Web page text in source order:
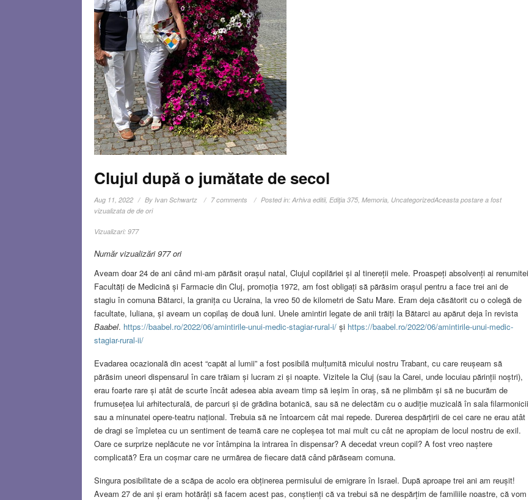
Clujul după o jumătate de secol
Aug 11, 2022 ByIvan Schwartz 7 comments Posted in:Arhiva editii,Ediţia 375,Memoria, UncategorizedAceasta postare a fost
vizualizata de de ori
Vizualizari: 977
Număr vizualizări 977 ori
Aveam doar 24 de ani când mi-am părăsit orașul natal, Clujul copilăriei și al tinereții mele. Proaspeți absolvenți ai renumitei
Facultăți de Medicină și Farmacie din Cluj, promoția 1972, am fost obligați să părăsim orașul pentru a face trei ani de
stagiu în comuna Bătarci, la granița cu Ucraina, la vreo 50 de kilometri de Satu Mare. Eram deja căsătorit cu o colegă de
facultate, Iuliana, și aveam un copilaș de două luni. Unele amintiri legate de anii trăiți la Bătarci au apărut deja în revista
Baabel. https://baabel.ro/2022/06/amintirile-unui-medic-stagiar-rural-i/ și https://baabel.ro/2022/06/amintirile-unui-medic-
stagiar-rural-ii/
Evadarea ocazională din acest “capăt al lumii” a fost posibilă mulțumită micului nostru Trabant, cu care reușeam să
părăsim uneori dispensarul în care trăiam și lucram zi și noapte. Vizitele la Cluj (sau la Carei, unde locuiau părinții noștri),
erau foarte rare și atât de scurte încât adesea abia aveam timp să ieșim în oraș, să ne plimbăm și să ne bucurăm de
frumusețea lui arhitecturală, de parcuri și de grădina botanică, sau să ne delectăm cu o audiție muzicală în sala filarmonicii
sau a minunatei opere-teatru național. Trebuia să ne întoarcem cât mai repede. Durerea despărțirii de cei care ne erau atât
de dragi se împletea cu un sentiment de teamă care ne copleșea tot mai mult cu cât ne apropiam de locul nostru de exil.
Oare ce surprize neplăcute ne vor întâmpina la intrarea în dispensar? A decedat vreun copil? A fost vreo naștere
complicată? Era un coșmar care ne urmărea de fiecare dată când părăseam comuna.
Singura posibilitate de a scăpa de acolo era obținerea permisului de emigrare în Israel. După aproape trei ani am reușit!
Aveam 27 de ani și eram hotărâți să facem acest pas, conștienți că va trebui să ne despărțim de familiile noastre, că vom